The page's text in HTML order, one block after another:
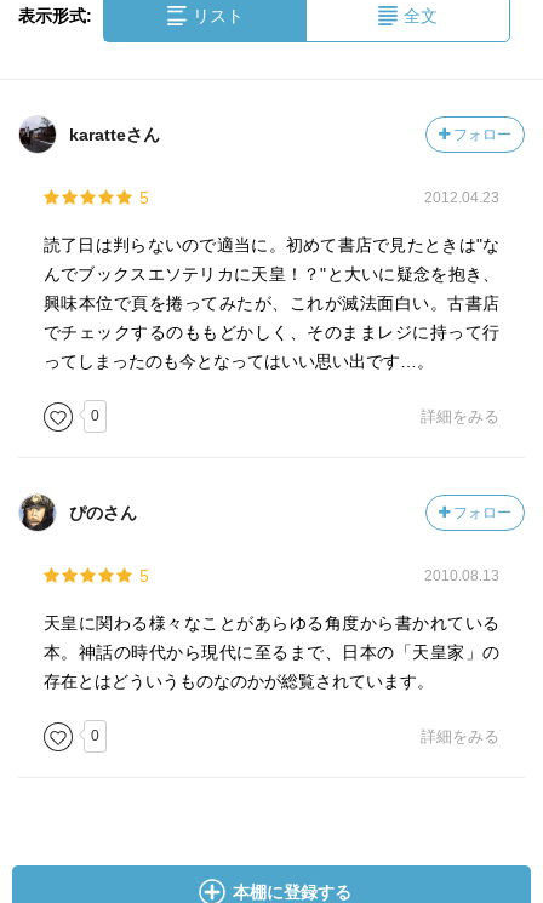
表示形式: リスト 全文
karatteさん フォロー
5 2012.04.23
読了日は判らないので適当に。初めて書店で見たときは"な
んでブックスエソテリカに天皇！？"と大いに疑念を抱き、
興味本位で頁を捲ってみたが、これが滅法面白い。古書店
でチェックするのももどかしく、そのままレジに持って行
ってしまったのも今となってはいい思い出です…。
0 詳細をみる
ぴのさん フォロー
5 2010.08.13
天皇に関わる様々なことがあらゆる角度から書かれている
本。神話の時代から現代に至るまで、日本の「天皇家」の
存在とはどういうものなのかが総覧されています。
0 詳細をみる
本棚に登録する